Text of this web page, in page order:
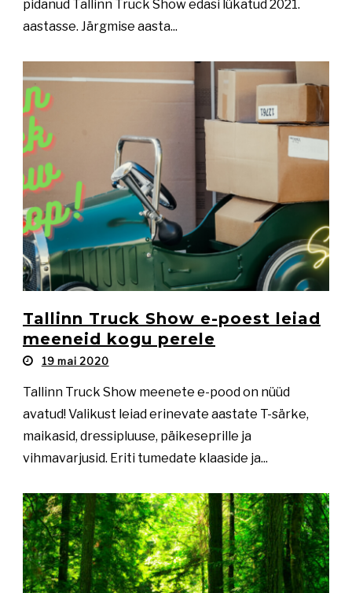
pidanud Tallinn Truck Show edasi lükatud 2021.
aastasse. Järgmise aasta...
Tallinn Truck Show e-poest leiad
meeneid kogu perele
19 mai 2020
Tallinn Truck Show meenete e-pood on nüüd
avatud! Valikust leiad erinevate aastate T-särke,
maikasid, dressipluuse, päikeseprille ja
vihmavarjusid. Eriti tumedate klaaside ja...